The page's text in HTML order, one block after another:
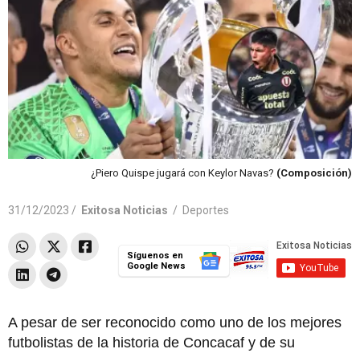
¿Piero Quispe jugará con Keylor Navas? (Composición)
31/12/2023 / Exitosa Noticias / Deportes
Síguenos en
Google News
A pesar de ser reconocido como uno de los mejores
futbolistas de la historia de Concacaf y de su